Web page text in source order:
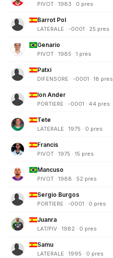
PIVOT · 1983 · 0 pres
Barrot Pol
LATERALE · -0001 · 25 pres
Genario
PIVOT · 1985 · 1 pres
Patxi
DIFENSORE · -0001 · 18 pres
Ion Ander
PORTIERE · -0001 · 44 pres
Tete
LATERALE · 1975 · 0 pres
Francis
PIVOT · 1975 · 15 pres
Mancuso
PIVOT · 1988 · 52 pres
Sergio Burgos
PORTIERE · -0001 · 0 pres
Juanra
LAT/PIV · 1982 · 0 pres
Samu
LATERALE · 1995 · 0 pres